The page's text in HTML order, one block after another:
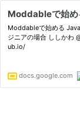
Moddableで始
Moddableで始める
ジニアの場合 ししかわ
ub.io/
docs.google.com